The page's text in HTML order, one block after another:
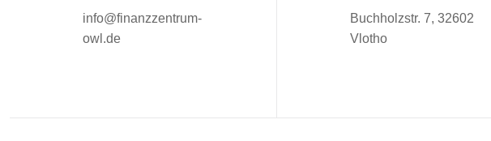
info@finanzzentrum-
owl.de
Buchholzstr. 7, 32602
Vlotho